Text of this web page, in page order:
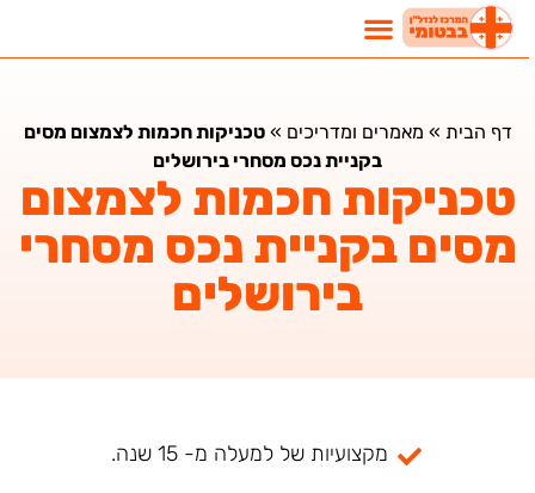
דף הבית»מאמרים ומדריכים»טכניקות חכמות לצמצום מסים
בקניית נכס מסחרי בירושלים
טכניקות חכמות לצמצום
מסים בקניית נכס מסחרי
בירושלים
מקצועיות של למעלה מ- 15 שנה.